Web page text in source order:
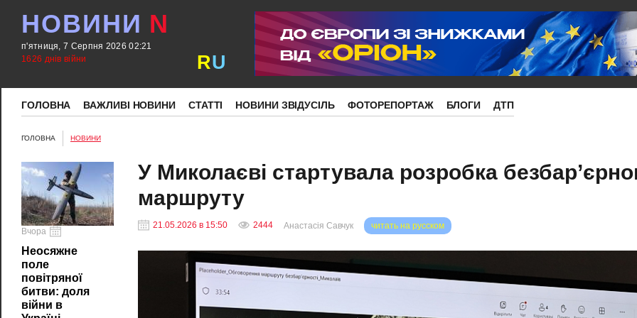
НОВИНИ N
п'ятниця, 7 Серпня 2026 02:21
1626 днів війни
RU
ГОЛОВНА ВАЖЛИВІ НОВИНИ СТАТТІ НОВИНИ ЗВІДУСІЛЬ ФОТОРЕПОРТАЖ БЛОГИ ДТП
ГОЛОВНА НОВИНИ
Вчора
Неосяжне
поле
повітряної
битви: доля
війни в
У Миколаєві стартувала розробка
маршруту
21.05.2026 в 15:50 2444 читать на русском
Анастасія Савчук